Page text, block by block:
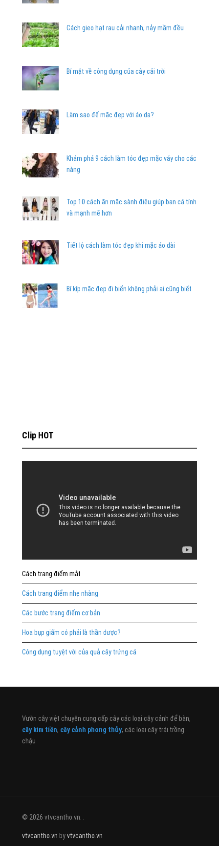
Cách gieo hạt rau cải nhanh, nảy mầm đều
Bí mật về công dụng của cây cải trời
Làm sao để mặc đẹp với áo da?
Khám phá 9 cách làm tóc đẹp mặc váy cho các
nàng
Top 10 cách ăn mặc sành điệu giúp bạn cá tính
và mạnh mẽ hơn
Tiết lộ cách làm tóc đẹp khi mặc áo dài
Bí kíp mặc đẹp đi biển không phải ai cũng biết
Clip HOT
Cách trang điểm mắt
Cách trang điểm nhẹ nhàng
Các bước trang điểm cơ bản
Hoa bụp giấm có phải là thần dược?
Công dụng tuyệt vời của quả cây trứng cá
Vườn cây việt chuyên cung cấp cây các loại cây cảnh để bàn,
cây kim tiền, cây cảnh phong thủy, các loại cây trái trồng
chậu
© 2026 vtvcantho.vn. .
vtvcantho.vn byvtvcantho.vn